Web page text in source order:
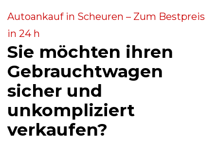
Autoankauf in Scheuren – Zum Bestpreis
in 24 h
Sie möchten ihren
Gebrauchtwagen
sicher und
unkompliziert
verkaufen?